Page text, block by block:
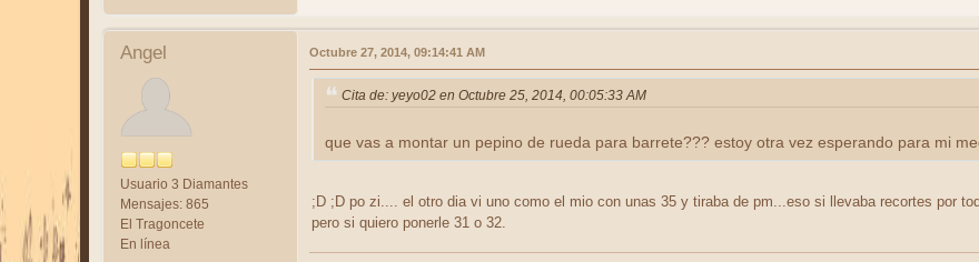
Angel
Usuario 3 Diamantes
Mensajes: 865
El Tragoncete
En línea
Octubre 27, 2014, 09:14:41 AM
Cita de: yeyo02 en Octubre 25, 2014, 00:05:33 AM
que vas a montar un pepino de rueda para barrete??? estoy otra vez esperando para mi
;D ;D po zi.... el otro dia vi uno como el mio con unas 35 y tiraba de pm...eso si llevaba recortes por
pero si quiero ponerle 31 o 32.